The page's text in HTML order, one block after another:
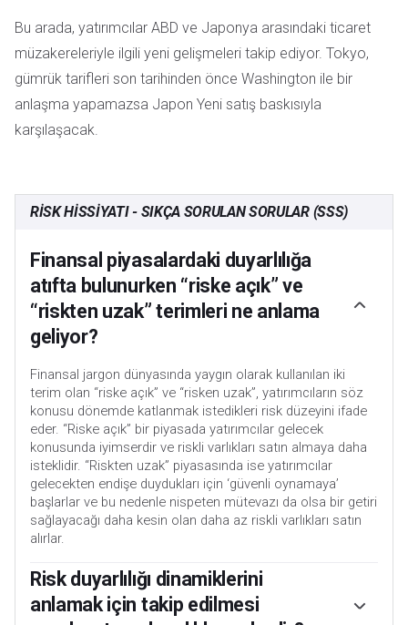
Bu arada, yatırımcılar ABD ve Japonya arasındaki ticaret
müzakereleriyle ilgili yeni gelişmeleri takip ediyor. Tokyo,
gümrük tarifleri son tarihinden önce Washington ile bir
anlaşma yapamazsa Japon Yeni satış baskısıyla
karşılaşacak.
RISK HISSIYATI - SIKÇA SORULAN SORULAR (SSS)
Finansal piyasalardaki duyarlılığa
atıfta bulunurken “riske açık” ve
“riskten uzak” terimleri ne anlama
geliyor?
Finansal jargon dünyasında yaygın olarak kullanılan iki
terim olan “riske açık” ve “risken uzak”, yatırımcıların söz
konusu dönemde katlanmak istedikleri risk düzeyini ifade
eder. “Riske açık” bir piyasada yatırımcılar gelecek
konusunda iyimserdir ve riskli varlıkları satın almaya daha
isteklidir. “Riskten uzak” piyasasında ise yatırımcılar
gelecekten endişe duydukları için ‘güvenli oynamaya’
başlarlar ve bu nedenle nispeten mütevazı da olsa bir getiri
sağlayacağı daha kesin olan daha az riskli varlıkları satın
alırlar.
Risk duyarlılığı dinamiklerini
anlamak için takip edilmesi